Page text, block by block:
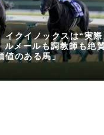
イクイノックスは“実
ルメールも調教師も絶
値のある馬」